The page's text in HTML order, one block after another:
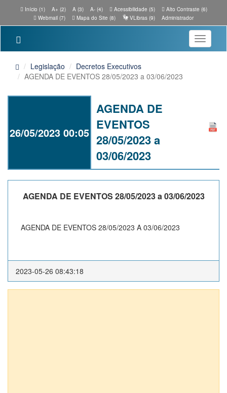
Início (1) A+ (2) A (3) A- (4) Acessibilidade (5)
Alto Contraste (6)
Webmail (7)
Mapa do Site (8) VLibras (9) Administrador
Toggle
Legislação
Decretos Executivos
AGENDA DE EVENTOS 28/05/2023 a 03/06/2023
26/05/2023 00:05
AGENDA DE
EVENTOS
28/05/2023 a
03/06/2023
AGENDA DE EVENTOS 28/05/2023 a 03/06/2023
AGENDA DE EVENTOS 28/05/2023 A 03/06/2023
2023-05-26 08:43:18